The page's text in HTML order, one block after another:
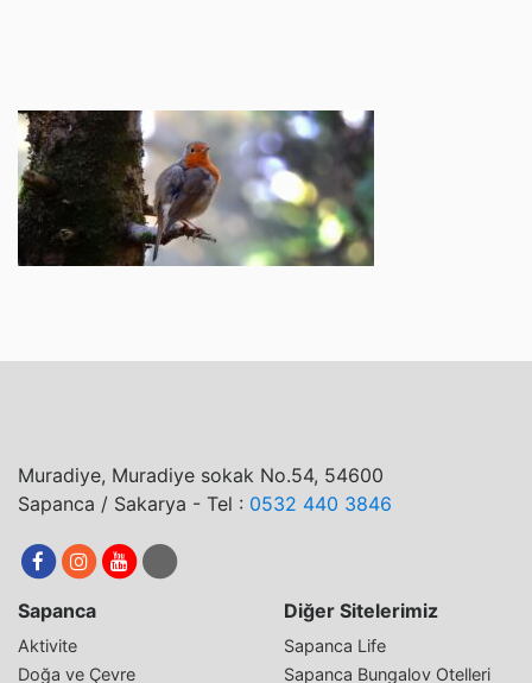
Muradiye, Muradiye sokak No.54, 54600
Sapanca / Sakarya - Tel : 0532 440 3846
Sapanca
Aktivite
Doğa ve Çevre
Diğer Sitelerimiz
Sapanca Life
Sapanca Bungalov Otelleri